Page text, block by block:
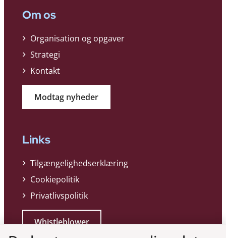
Om os
Organisation og opgaver
Strategi
Kontakt
Modtag nyheder
Links
Tilgængelighedserklæring
Cookiepolitik
Privatlivspolitik
Whistleblower